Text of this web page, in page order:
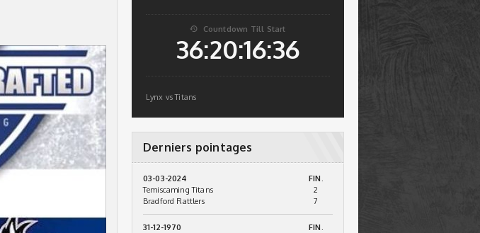
 Countdown Till Start
36:20:16:35
Lynx vs Titans
Derniers pointages
03-03-2024
FIN.
Temiscaming Titans
2
Bradford Rattlers
7
31-12-1970
FIN.